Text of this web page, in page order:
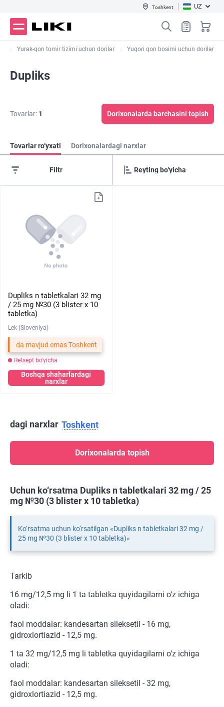
Toshkent UZ
Yurak-qon tomir tizimi uchun dorilar Yuqori qon bosimi uchun dorilar
Dupliks
Tovarlar: 1 Dorixonalarda barchasini topish
Tovarlar ro‘yxati Dorixonalardagi narxlar
Filtr
Dupliks n tabletkalari 32 mg
/ 25 mg №30 (3 blister х 10
tabletka)
Lek (Sloveniya)
da mavjud emas Toshkent
Retsept bo'yicha
Boshqa shaharlardagi
narxlar
dagi narxlar Toshkent
Dorixonalarda topish
Uchun ko‘rsatma Dupliks n tabletkalari 32 mg / 25
mg №30 (3 blister х 10 tabletka)
Ko‘rsatma uchun ko‘rsatilgan «Dupliks n tabletkalari 32 mg /
25 mg №30 (3 blister х 10 tabletka)»
Tarkib
16 mg/12,5 mg li 1 ta tabletka quyidagilarni o‘z ichiga
oladi:
faol moddalar: kandesartan sileksetil - 16 mg,
gidroxlortiazid - 12,5 mg.
1 ta 32 mg/12,5 mg li tabletka quyidagilarni o‘z ichiga
oladi:
faol moddalar: kandesartan sileksetil - 32 mg,
gidroxlortiazid - 12,5 mg.